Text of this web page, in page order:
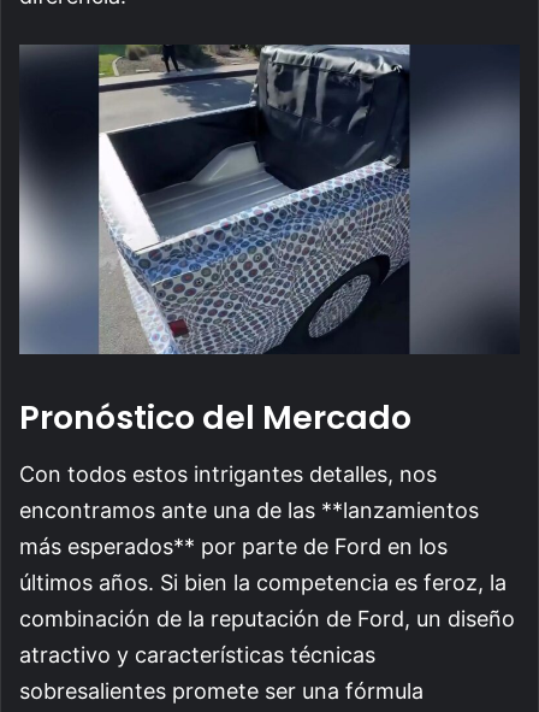
Pronóstico del Mercado
Con todos estos intrigantes detalles, nos
encontramos ante una de las **lanzamientos
más esperados** por parte de Ford en los
últimos años. Si bien la competencia es feroz, la
combinación de la reputación de Ford, un diseño
atractivo y características técnicas
sobresalientes promete ser una fórmula